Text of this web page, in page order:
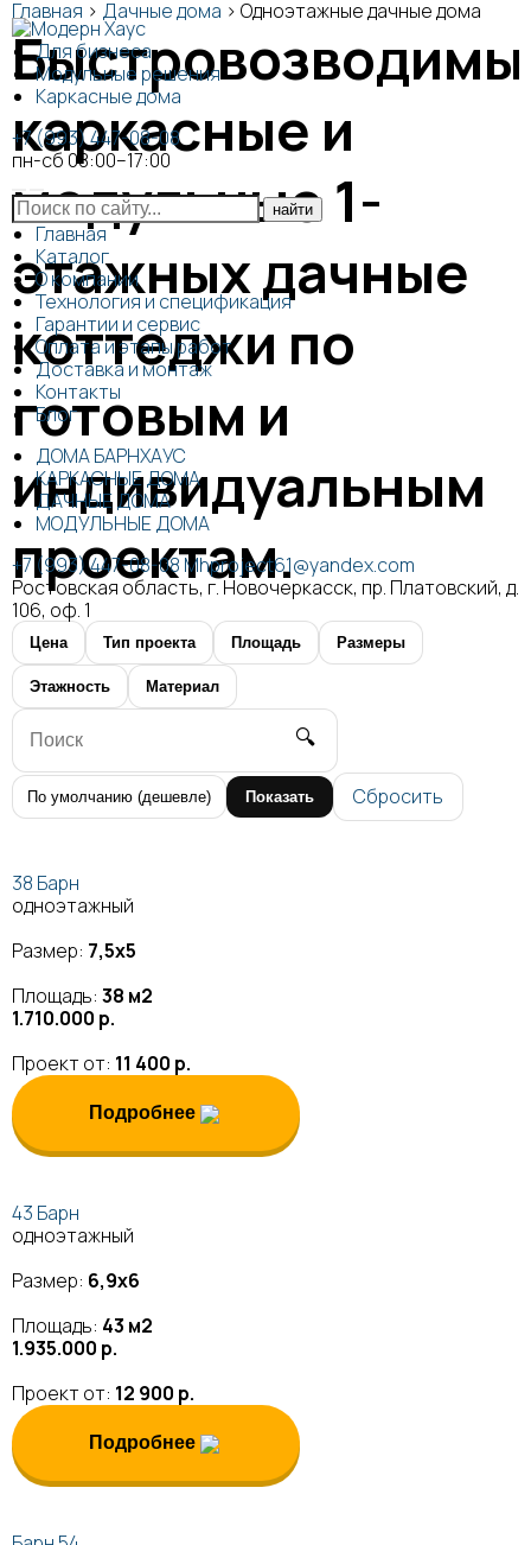
Для бизнеса
Модульные решения
Каркасные дома
+7 (993) 447-08-08
пн-сб 08:00–17:00
Главная
Каталог
О компании
Технология и спецификация
Гарантии и сервис
Оплата и этапы работ
Доставка и монтаж
Контакты
Блог
ДОМА БАРНХАУС
КАРКАСНЫЕ ДОМА
ДАЧНЫЕ ДОМА
МОДУЛЬНЫЕ ДОМА
+7 (993) 447-08-08 Mhproject61@yandex.com
Ростовская область, г. Новочеркасск, пр. Платовский, д.
106, оф. 1
Главная > Дачные дома > Одноэтажные дачные дома
каркасные и
модульные 1-
этажных дачные
коттеджи по
готовым и
индивидуальным
проектам.
Цена Тип проекта Площадь Размеры
Этажность Материал
🔍
Показать Сбросить
38 Барн
одноэтажный
Размер: 7,5х5
Площадь: 38 м2
1.710.000 р.
Проект от: 11 400 р.
Подробнее
43 Барн
одноэтажный
Размер: 6,9х6
Площадь: 43 м2
1.935.000 р.
Проект от: 12 900 р.
Подробнее